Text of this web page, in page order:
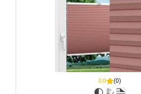
0,0 (0)